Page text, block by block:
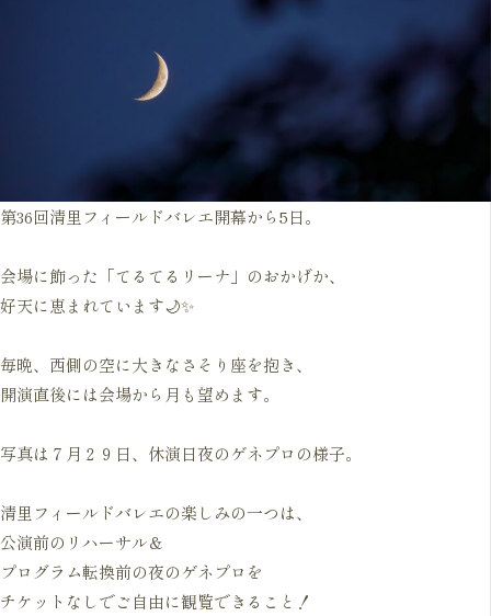
第36回清里フィールドバレエ開幕から5日。
会場に飾った「てるてるリーナ」のおかげか、
好天に恵まれています🌙✨
毎晩、西側の空に大きなさそり座を抱き、
開演直後には会場から月も望めます。
写真は７月２９日、休演日夜のゲネプロの様子。
清里フィールドバレエの楽しみの一つは、
公演前のリハーサル＆
プログラム転換前の夜のゲネプロを
チケットなしでご自由に観覧できること！